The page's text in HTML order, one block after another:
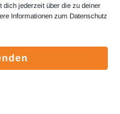
dich jederzeit über die zu deiner
Informationen zum Datenschutz